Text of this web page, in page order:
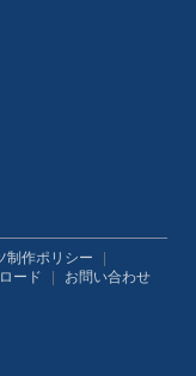
制作ポリシー
ード お問い合わせ